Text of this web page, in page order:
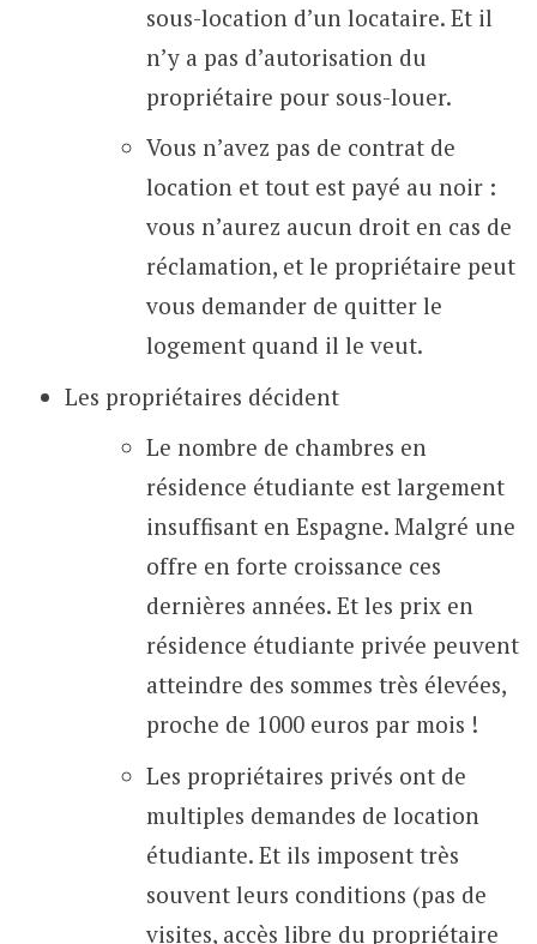
sous-location d’un locataire. Et il
n’y a pas d’autorisation du
propriétaire pour sous-louer.
Vous n’avez pas de contrat de
location et tout est payé au noir :
vous n’aurez aucun droit en cas de
réclamation, et le propriétaire peut
vous demander de quitter le
logement quand il le veut.
Les propriétaires décident
Le nombre de chambres en
résidence étudiante est largement
insuffisant en Espagne. Malgré une
offre en forte croissance ces
dernières années. Et les prix en
résidence étudiante privée peuvent
atteindre des sommes très élevées,
proche de 1000 euros par mois !
Les propriétaires privés ont de
multiples demandes de location
étudiante. Et ils imposent très
souvent leurs conditions (pas de
visites, accès libre du propriétaire